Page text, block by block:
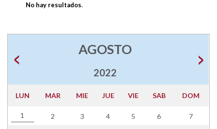
No hay resultados.
AGOSTO
2022
LUN MAR MIE JUE VIE SAB DOM
1 2 3 4 5 6 7